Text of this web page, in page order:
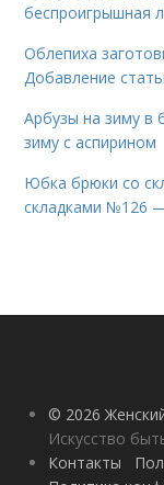
беспроигрышная
Облепиха
Добавление
Арбузы на зиму в
зиму с аспирином
Юбка брюки со
складками №126
© 2026
Искусство
Контакты